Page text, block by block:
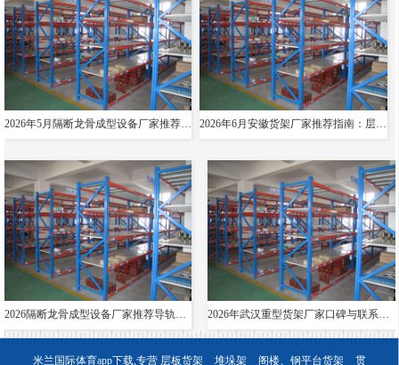
2026年5月隔断龙骨成型设备厂家推荐指南：导轨成型设备消防箱光伏支架货架夸梁公司优选！ 2026年6月安徽货架厂家推荐指南：层板货架悬臂贯通双伸位公司优选！
2026隔断龙骨成型设备厂家推荐导轨成型设备货架夸梁层板生产线电缆桥架厂家优选指南！ 2026年武汉重型货架厂家口碑与联系方式全解析
米兰国际体育app下载,专营 层板货架 堆垛架 阁楼、钢平台货架 贯